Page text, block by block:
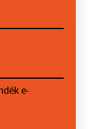
e-